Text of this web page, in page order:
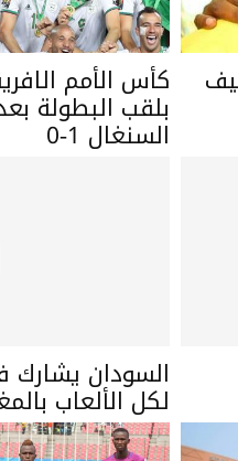
كأس الأمم
بلقب البطولة
السنغال 1-0
السودان يشارك
لكل الألعاب